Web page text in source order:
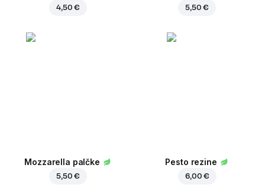
4,50 € 5,50 €
Mozzarella palčke
5,50 €
Pesto rezine
6,00 €